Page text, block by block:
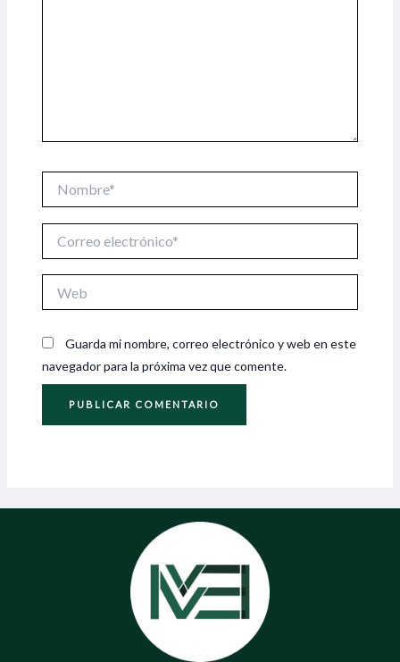
electrónico*
Guarda mi nombre, correo electrónico y web en este
navegador para la próxima vez que comente.